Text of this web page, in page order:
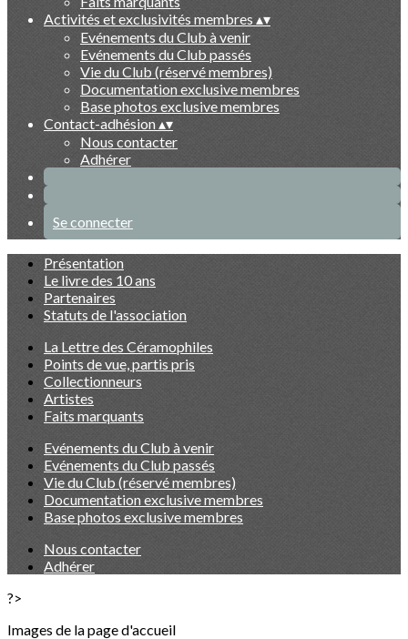
Activités et exclusivités membres ▴▾
Evénements du Club à venir
Evénements du Club passés
Vie du Club (réservé membres)
Documentation exclusive membres
Base photos exclusive membres
Contact-adhésion▴▾
Nous contacter
Adhérer
Se connecter
Présentation
Le livre des 10 ans
Partenaires
Statuts de l'association
La Lettre des Céramophiles
Points de vue, partis pris
Collectionneurs
Artistes
Faits marquants
Evénements du Club à venir
Evénements du Club passés
Vie du Club (réservé membres)
Documentation exclusive membres
Base photos exclusive membres
Nous contacter
Adhérer
?>
Images de la page d'accueil